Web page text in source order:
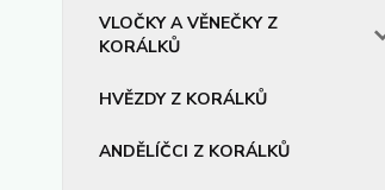
VLOČKY A VĚNEČKY Z
KORÁLKŮ
HVĚZDY Z KORÁLKŮ
ANDĚLÍČCI Z KORÁLKŮ